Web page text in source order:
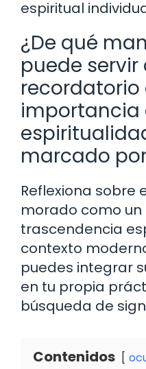
espiritual
¿De qué
puede
recordatorio
importancia
marcado
Reflexiona sobre
morado como
trascendencia
contexto
puedes integrar
en tu propia
búsqueda de
Contenidos